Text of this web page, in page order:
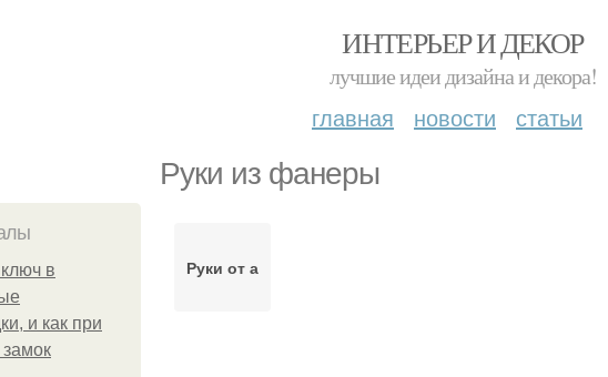
ИНТЕРЬЕР И ДЕКОР
лучшие идеи дизайна и декора!
главная новости статьи
Руки из фанеры
в
и как при
Руки от а